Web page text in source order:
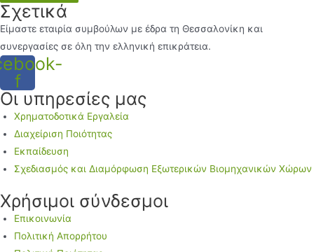
Σχετικά
Είμαστε εταιρία συμβούλων με έδρα τη Θεσσαλονίκη και
συνεργασίες σε όλη την ελληνική επικράτεια.
f
Οι υπηρεσίες μας
Χρηματοδοτικά Εργαλεία
Διαχείριση Ποιότητας
Εκπαίδευση
Σχεδιασμός και Διαμόρφωση Εξωτερικών Βιομηχανικών Χώρων
Χρήσιμοι σύνδεσμοι
Επικοινωνία
Πολιτική Απορρήτου